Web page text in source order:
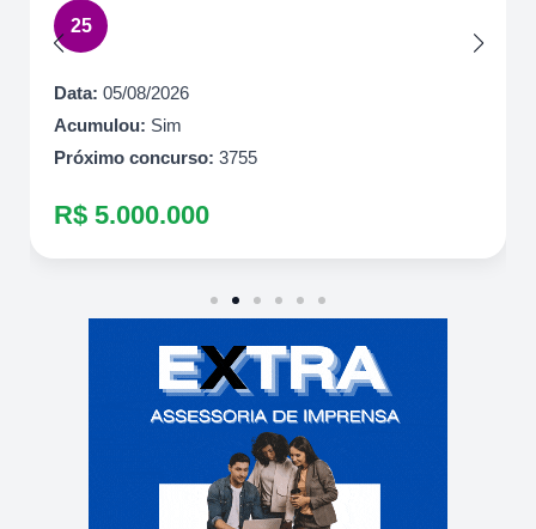
25
Data: 05/08/2026
Acumulou: Sim
Próximo concurso: 3755
R$ 5.000.000